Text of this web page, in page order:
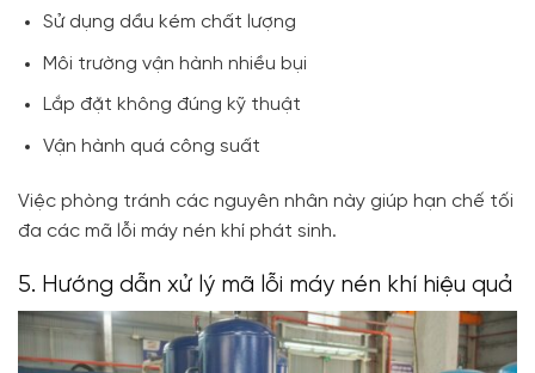
Sử dụng dầu kém chất lượng
Môi trường vận hành nhiều bụi
Lắp đặt không đúng kỹ thuật
Vận hành quá công suất
Việc phòng tránh các nguyên nhân này giúp hạn chế tối
đa các mã lỗi máy nén khí phát sinh.
5. Hướng dẫn xử lý mã lỗi máy nén khí hiệu quả